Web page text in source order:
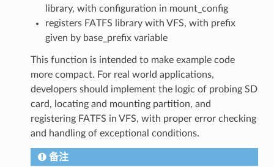
library, with configuration in mount_config
registers FATFS library with VFS, with prefix
given by base_prefix variable
This function is intended to make example code
more compact. For real world applications,
developers should implement the logic of probing SD
card, locating and mounting partition, and
registering FATFS in VFS, with proper error checking
and handling of exceptional conditions.
备注